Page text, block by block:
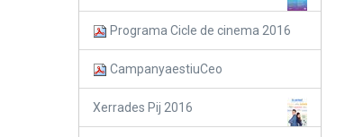
Programa Cicle de cinema 2016
CampanyaestiuCeo
Xerrades Pij 2016